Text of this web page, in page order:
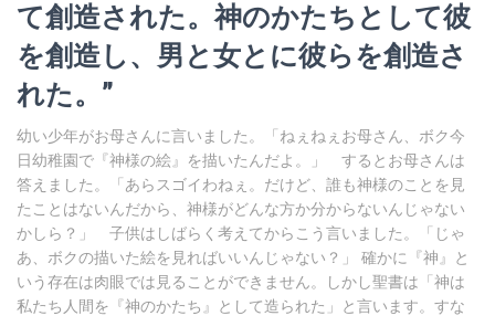
て創造された。神のかたちとして彼
を創造し、男と女とに彼らを創造さ
れた。”
幼い少年がお母さんに言いました。「ねぇねぇお母さん、ボク今
日幼稚園で『神様の絵』を描いたんだよ。」 するとお母さんは
答えました。「あらスゴイわねぇ。だけど、誰も神様のことを見
たことはないんだから、神様がどんな方か分からないんじゃない
かしら？」 子供はしばらく考えてからこう言いました。「じゃ
あ、ボクの描いた絵を見ればいいんじゃない？」 確かに『神』と
いう存在は肉眼では見ることができません。しかし聖書は「神は
私たち人間を『神のかたち』として造られた」と言います。すな